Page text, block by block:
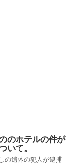
のホテルの件が
いて。
の遺体の犯人が逮捕